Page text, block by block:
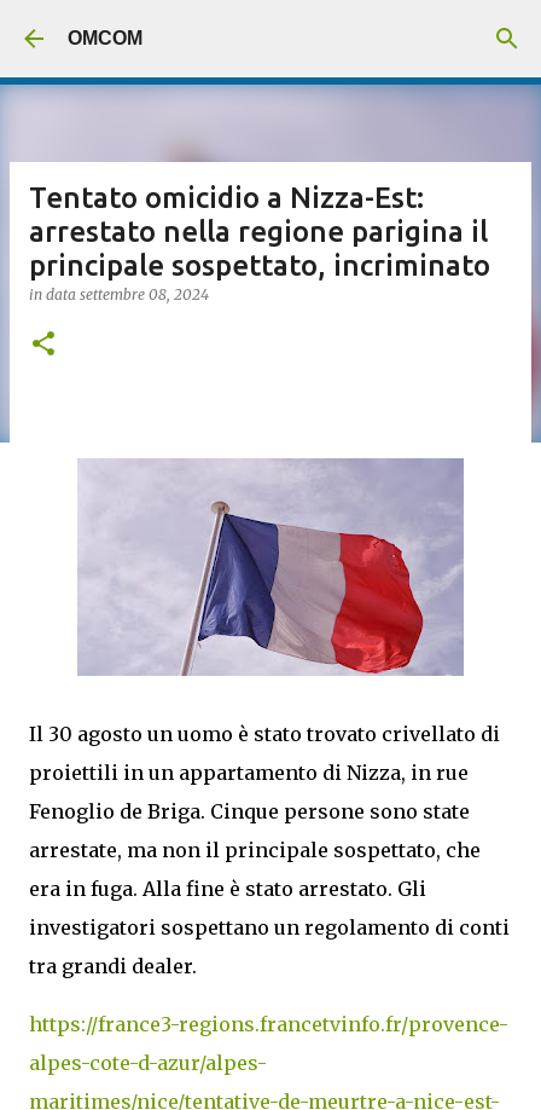
OMCOM
Tentato omicidio a Nizza-Est:
arrestato nella regione parigina il
principale sospettato, incriminato
in data settembre 08, 2024
Il 30 agosto un uomo è stato trovato crivellato di
proiettili in un appartamento di Nizza, in rue
Fenoglio de Briga. Cinque persone sono state
arrestate, ma non il principale sospettato, che
era in fuga. Alla fine è stato arrestato. Gli
investigatori sospettano un regolamento di conti
tra grandi dealer.
https://france3-regions.francetvinfo.fr/provence-
alpes-cote-d-azur/alpes-
maritimes/nice/tentative-de-meurtre-a-nice-est-